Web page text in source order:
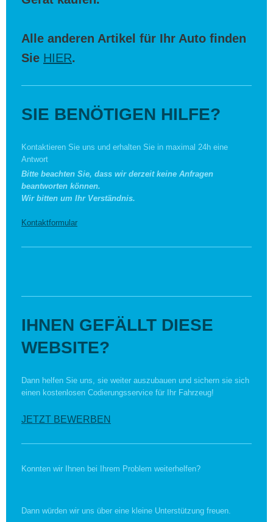
Alle anderen Artikel für Ihr Auto finden
Sie HIER.
SIE BENÖTIGEN HILFE?
Kontaktieren Sie uns und erhalten Sie in maximal 24h eine
Antwort
Bitte beachten Sie, dass wir derzeit keine Anfragen
beantworten können.
Wir bitten um Ihr Verständnis.
Kontaktformular
IHNEN GEFÄLLT DIESE
WEBSITE?
Dann helfen Sie uns, sie weiter auszubauen und sichern sie sich
einen kostenlosen Codierungsservice für Ihr Fahrzeug!
JETZT BEWERBEN
Konnten wir Ihnen bei Ihrem Problem weiterhelfen?
Dann würden wir uns über eine kleine Unterstützung freuen.